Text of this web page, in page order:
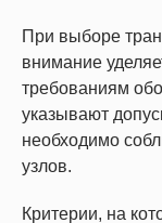
При выборе
внимание
требованиям
указывают
необходимо
узлов.
Критерии, на